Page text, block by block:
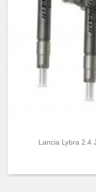
Lancia Lybra 2.4